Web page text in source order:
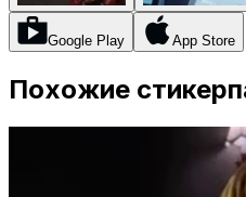
Google Play App Store
Похожие